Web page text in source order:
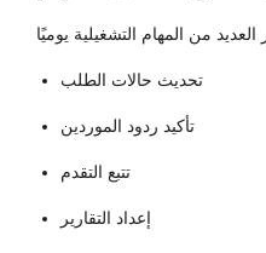
تحديث حالات الطلب
تأكيد ردود الموردين
تتبع التقدم
إعداد التقارير